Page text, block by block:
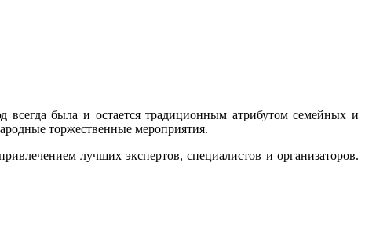
была и остается традиционным атрибутом семейных и
торжественные мероприятия.
лучших экспертов, специалистов и организаторов.